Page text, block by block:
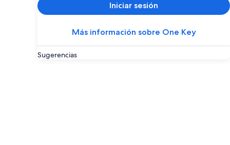
Iniciar sesión
Más información sobre One Key
Sugerencias